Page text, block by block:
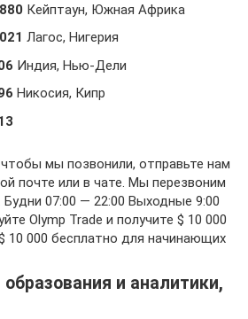
Кейптаун, Южная Африка
Лагос, Нигерия
Индия, Нью-Дели
Никосия, Кипр
мы позвонили, отправьте нам
почте или в чате. Мы перезвоним
07:00 — 22:00 Выходные 9:00
Olymp Trade и получите $ 10 000
10 000 бесплатно для начинающих
и аналитики,